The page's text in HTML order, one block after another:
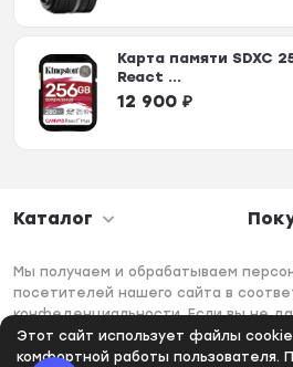
Этот сайт использует файлы
комфортной работы пользователя.
Карта памяти SDXC
React ...
12 900 ₽
Каталог
Мы получаем и обрабатываем
посетителей нашего сайта в
конфеденциальности. Если вы не
обработку своих персональных
покинуть наш сайт.